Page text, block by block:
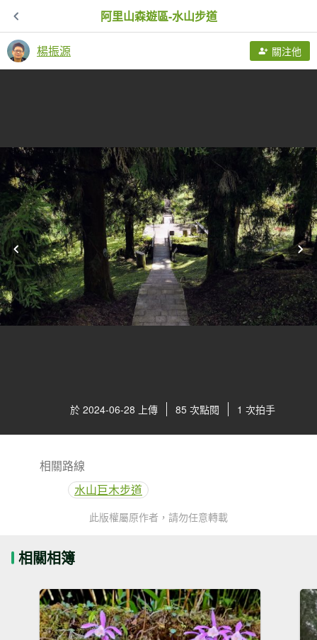
阿里山森遊區-水山步道
楊振源 關注他
於 2024-06-28 上傳 85 次點閱 1 次拍手
相關路線
水山巨木步道
此版權屬原作者，請勿任意轉載
相關相簿